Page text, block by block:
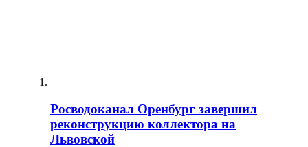
Росводоканал Оренбург завершил
реконструкцию коллектора на
Львовской